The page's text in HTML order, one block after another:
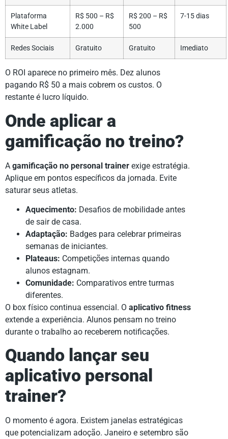
Plataforma
White Label
R$ 500 – R$
2.000
R$ 200 – R$
500
7-15 dias
Redes Sociais Gratuito Gratuito Imediato
O ROI aparece no primeiro mês. Dez alunos
pagando R$ 50 a mais cobrem os custos. O
restante é lucro líquido.
Onde aplicar a
gamificação no treino?
A gamificação no personal trainer exige estratégia.
Aplique em pontos específicos da jornada. Evite
saturar seus atletas.
Aquecimento: Desafios de mobilidade antes
de sair de casa.
Adaptação: Badges para celebrar primeiras
semanas de iniciantes.
Plateaus: Competições internas quando
alunos estagnam.
Comunidade: Comparativos entre turmas
diferentes.
O box físico continua essencial. O aplicativo fitness
extende a experiência. Alunos pensam no treino
durante o trabalho ao receberem notificações.
Quando lançar seu
aplicativo personal
trainer?
O momento é agora. Existem janelas estratégicas
que potencializam adoção. Janeiro e setembro são